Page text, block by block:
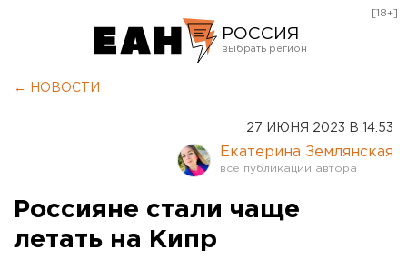
РОССИЯ
Оренбург
[18+]
← НОВОСТИ
27 ИЮНЯ 2023 В 14:53
Екатерина Землянская
Россияне стали чаще
летать на Кипр